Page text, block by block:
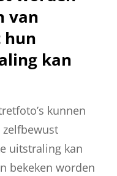
van
hun
kan
kunnen
uitstraling kan
bekeken worden